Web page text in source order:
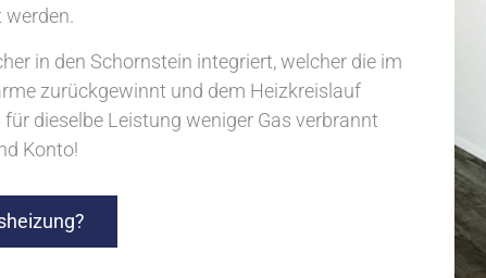
werden.
in den Schornstein integriert, welcher die im
zurückgewinnt und dem Heizkreislauf
dieselbe Leistung weniger Gas verbrannt
Konto!